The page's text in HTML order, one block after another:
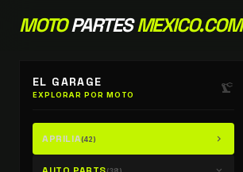
MOTOPARTESMEXICO.COM
EL GARAGE
EXPLORAR POR MOTO precision_manufacturing
APRILIA(42) chevron_right